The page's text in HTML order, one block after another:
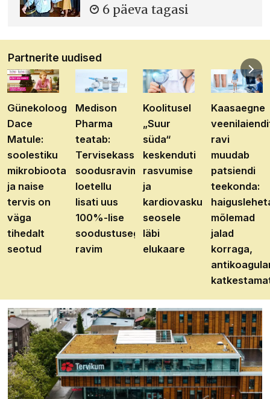
6 päeva tagasi
Partnerite uudised
Günekoloog
Dace
Matule:
soolestiku
mikrobioota
ja naise
tervis on
väga
tihedalt
seotud
Medison
Pharma
teatab:
Tervisekassa
soodusravimite
loetellu
lisati uus
100%-lise
soodustusega
ravim
Koolitusel
„Suur
süda“
keskenduti
rasvumise
ja
kardiovaskulaarhaiguste
seosele
läbi
elukaare
Kaasaegne
ravi
muudab
patsiendi
teekonda:
mõlemad
jalad
korraga,